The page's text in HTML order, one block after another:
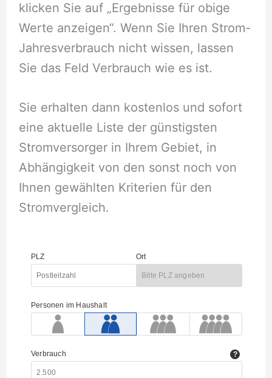
klicken Sie auf „Ergebnisse für obige
Werte anzeigen“. Wenn Sie Ihren Strom-
Jahresverbrauch nicht wissen, lassen
Sie das Feld Verbrauch wie es ist.
Sie erhalten dann kostenlos und sofort
eine aktuelle Liste der günstigsten
Stromversorger in Ihrem Gebiet, in
Abhängigkeit von den sonst noch von
Ihnen gewählten Kriterien für den
Stromvergleich.